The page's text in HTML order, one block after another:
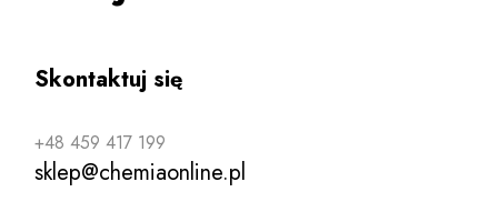
Skontaktuj się
+48 459 417 199
sklep@chemiaonline.pl